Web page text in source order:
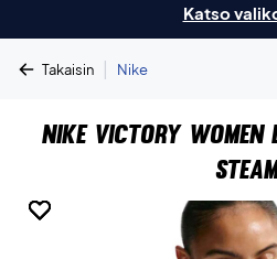
Katso
Takaisin | Nike
Nike Victory Women